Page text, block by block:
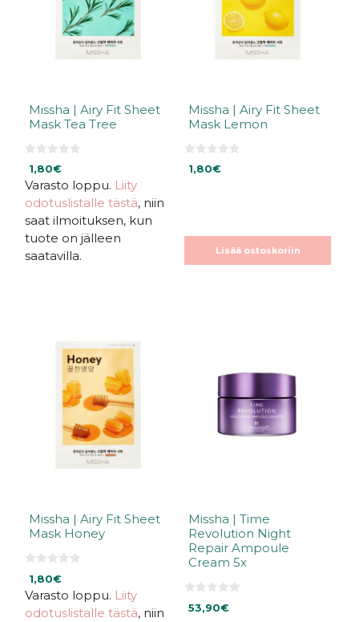
Missha | Airy Fit Sheet
Mask Tea Tree
0
:
s
t
1,80€
Varasto loppu. Liity
odotuslistalle tästä, niin
saat ilmoituksen, kun
tuote on jälleen
saatavilla.
Missha | Airy Fit Sheet
Mask Lemon
0
1,80€
Lisää ostoskoriin
Missha | Airy Fit Sheet
Mask Honey
:
s
t
1,80€
Varasto loppu. Liity
odotuslistalle tästä, niin
Missha | Time
Revolution Night
Repair Ampoule
Cream 5x
553,90€